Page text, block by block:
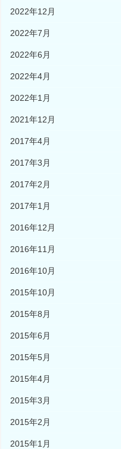
2022年12月
2022年7月
2022年6月
2022年4月
2022年1月
2021年12月
2017年4月
2017年3月
2017年2月
2017年1月
2016年12月
2016年11月
2016年10月
2015年10月
2015年8月
2015年6月
2015年5月
2015年4月
2015年3月
2015年2月
2015年1月